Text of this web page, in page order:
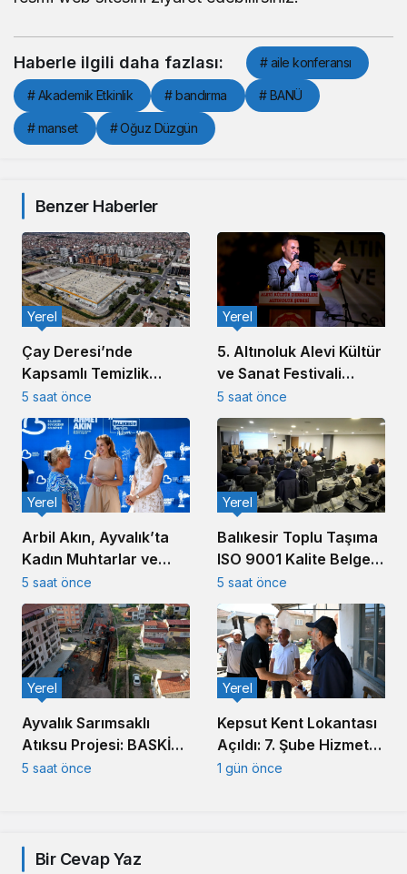
Haberle ilgili daha fazlası: # aile konferansı
# Akademik Etkinlik # bandırma # BANÜ
# manset # Oğuz Düzgün
Benzer Haberler
Çay Deresi’nde
Kapsamlı Temizlik
Çalışması Başlatıldı
Yerel
5 saat önce
5. Altınoluk Alevi Kültür
ve Sanat Festivali
Başladı
Yerel
5 saat önce
Arbil Akın, Ayvalık’ta
Kadın Muhtarlar ve
Muhtar Eşleriyle
Buluştu
Yerel
5 saat önce
Balıkesir Toplu Taşıma
ISO 9001 Kalite Belgesi
Aldı
Yerel
5 saat önce
Ayvalık Sarımsaklı
Atıksu Projesi: BASKİ
Altyapıda Hız Kesmiyor
Yerel
5 saat önce
Kepsut Kent Lokantası
Açıldı: 7. Şube Hizmete
Girdi
Yerel
1 gün önce
Bir Cevap Yaz